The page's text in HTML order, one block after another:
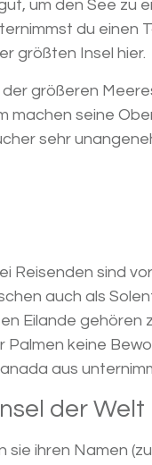
um den See zu
du einen
größten Insel hier.
größeren
machen seine
sehr
Reisenden sind
auch als
Eilande gehören
keine
aus
der Welt
ihren Namen